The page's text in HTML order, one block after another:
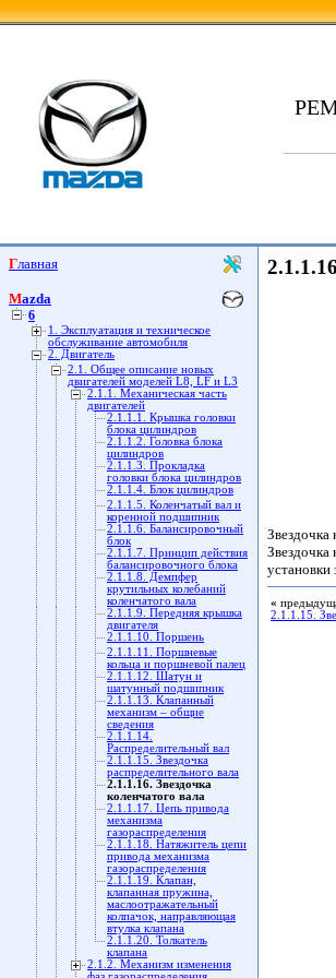
Главная
Mazda
6
1. Эксплуатация и техническое
обслуживание автомобиля
2. Двигатель
2.1. Общее описание новых
двигателей моделей L8, LF и L3
2.1.1. Механическая часть
двигателей
2.1.1.1. Крышка головки
блока цилиндров
2.1.1.2. Головка блока
цилиндров
2.1.1.3. Прокладка
головки блока цилиндров
2.1.1.4. Блок цилиндров
2.1.1.5. Коленчатый вал и
коренной подшипник
2.1.1.6. Балансировочный
блок
2.1.1.7. Принцип действия
балансировочного блока
2.1.1.8. Демпфер
крутильных колебаний
коленчатого вала
2.1.1.9. Передняя крышка
двигателя
2.1.1.10. Поршень
2.1.1.11. Поршневые
кольца и поршневой палец
2.1.1.12. Шатун и
шатунный подшипник
2.1.1.13. Клапанный
механизм – общие
сведения
2.1.1.14.
Распределительный вал
2.1.1.15. Звездочка
распределительного вала
2.1.1.16. Звездочка
коленчатого вала
2.1.1.17. Цепь привода
механизма
газораспределения
2.1.1.18. Натяжитель цепи
привода механизма
газораспределения
2.1.1.19. Клапан,
клапанная пружина,
маслоотражательный
колпачок, направляющая
втулка клапана
2.1.1.20. Толкатель
клапана
2.1.2. Механизм изменения
Звездочка
Звездочка
установки
«
2.1.1.15.